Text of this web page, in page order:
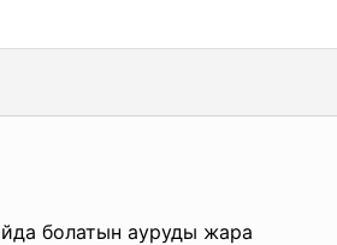
болатын ауруды жара